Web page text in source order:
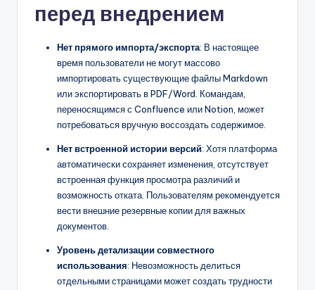
перед внедрением
Нет прямого импорта/экспорта: В настоящее
время пользователи не могут массово
импортировать существующие файлы Markdown
или экспортировать в PDF/Word. Командам,
переносящимся с Confluence или Notion, может
потребоваться вручную воссоздать содержимое.
Нет встроенной истории версий: Хотя платформа
автоматически сохраняет изменения, отсутствует
встроенная функция просмотра различий и
возможность отката. Пользователям рекомендуется
вести внешние резервные копии для важных
документов.
Уровень детализации совместного
использования: Невозможность делиться
отдельными страницами может создать трудности